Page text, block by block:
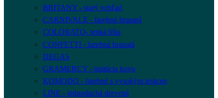
BRITANY - starý vzhľad
CARNIVALE - farebná hranatá
COLORATO- tenká lišta
CONFETTI - farebná hranatá
DEGAS
GRAMERCY - imitácia kovu
KOMODO - farebné s vysokým leskom
LINE - jednoduchá drevená